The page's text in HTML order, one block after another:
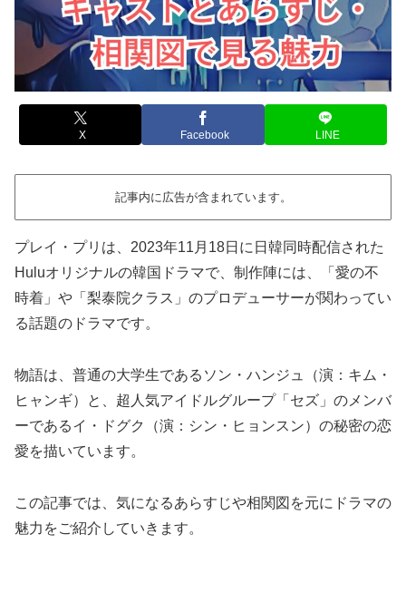
X Facebook LINE
記事内に広告が含まれています。
プレイ・プリは、2023年11月18日に日韓同時配信された
Huluオリジナルの韓国ドラマで、制作陣には、「愛の不
時着」や「梨泰院クラス」のプロデューサーが関わってい
る話題のドラマです。
物語は、普通の大学生であるソン・ハンジュ（演：キム・
ヒャンギ）と、超人気アイドルグループ「セズ」のメンバ
ーであるイ・ドグク（演：シン・ヒョンスン）の秘密の恋
愛を描いています。
この記事では、気になるあらすじや相関図を元にドラマの
魅力をご紹介していきます。